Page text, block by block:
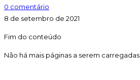
0 comentário
8 de setembro de 2021
Fim do conteúdo
Não há mais páginas a serem carregadas